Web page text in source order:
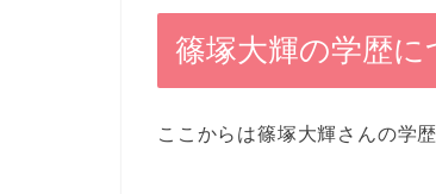
篠塚大輝の学歴に
ここからは篠塚大輝さんの学